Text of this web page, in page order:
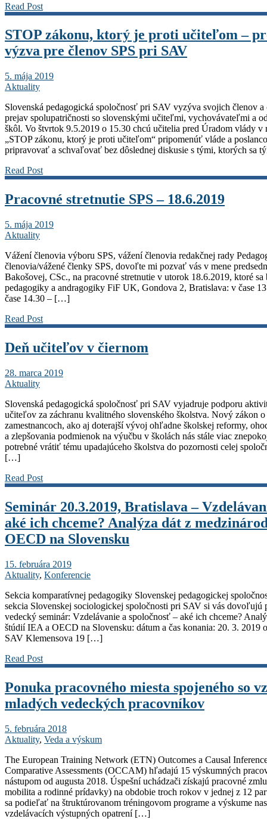
Read Post
STOP zákonu, ktorý je proti učiteľom –
výzva pre členov SPS pri SAV
5. mája 2019
Aktuality
Slovenská pedagogická spoločnosť pri SAV vyzýva svojich členov a
prejav spolupatričnosti so slovenskými učiteľmi, vychovávateľmi a
škôl. Vo štvrtok 9.5.2019 o 15.30 chcú učitelia pred Úradom vlády v
„STOP zákonu, ktorý je proti učiteľom“ pripomenúť vláde a
pripravovať a schvaľovať bez dôslednej diskusie s tými, ktorých sa
Read Post
Pracovné stretnutie SPS – 18.6.2019
5. mája 2019
Aktuality
Vážení členovia výboru SPS, vážení členovia redakčnej rady
členovia/vážené členky SPS, dovoľte mi pozvať vás v mene
Bakošovej, CSc., na pracovné stretnutie v utorok 18.6.2019, ktoré
pedagogiky a andragogiky FiF UK, Gondova 2, Bratislava: v čase
čase 14.30 – […]
Read Post
Deň učiteľov v čiernom
28. marca 2019
Aktuality
Slovenská pedagogická spoločnosť pri SAV vyjadruje podporu
učiteľov za záchranu kvalitného slovenského školstva. Nový zákon
zamestnancoch, ako aj doterajší vývoj ohľadne školskej reformy,
a zlepšovania podmienok na výučbu v školách nás stále viac
potrebné vrátiť tému upadajúceho školstva do pozornosti celej
[…]
Read Post
Seminár 20.3.2019, Bratislava –
aké ich chceme? Analýza dát z
OECD na Slovensku
15. februára 2019
Aktuality, Konferencie
Sekcia komparatívnej pedagogiky Slovenskej pedagogickej
sekcia Slovenskej sociologickej spoločnosti pri SAV si vás dovoľujú
vedecký seminár: Vzdelávanie a spoločnosť – aké ich chceme?
štúdií IEA a OECD na Slovensku: dátum a čas konania: 20. 3. 2019
SAV Klemensova 19 […]
Read Post
Ponuka pracovného miesta spojeného so
mladých vedeckých pracovníkov
5. februára 2018
Aktuality, Veda a výskum
The European Training Network (ETN) Outcomes a Causal
Comparative Assessments (OCCAM) hľadajú 15 výskumných
nástupom od augusta 2018. Úspešní uchádzači získajú pracovné
mobilita a rodinné prídavky) na obdobie troch rokov v jednej z 12
sa podieľať na štruktúrovanom tréningovom programe a výskume
vzdelávacích výstupných opatrení […]